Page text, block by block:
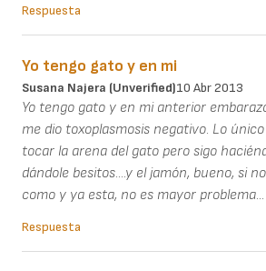
Respuesta
Yo tengo gato y en mi
Susana Najera (unverified)10 Abr 2013
Yo tengo gato y en mi anterior
me dio toxoplasmosis negativo. Lo
tocar la arena del gato pero sigo
dándole besitos....y el jamón, bueno, si
como y ya esta, no es mayor problema...
Respuesta